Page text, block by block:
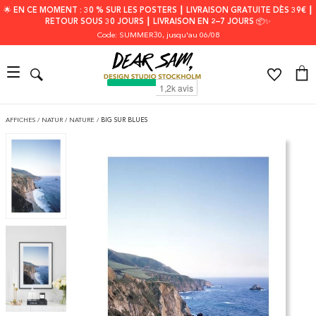
🌟 EN CE MOMENT : 30 % SUR LES POSTERS ┃ LIVRAISON GRATUITE DÈS 39€ ┃
RETOUR SOUS 30 JOURS ┃ LIVRAISON EN 2–7 JOURS 📦✨
Code: SUMMER30, jusqu'au 06/08
AFFICHES / NATUR / NATURE / BIG SUR BLUES